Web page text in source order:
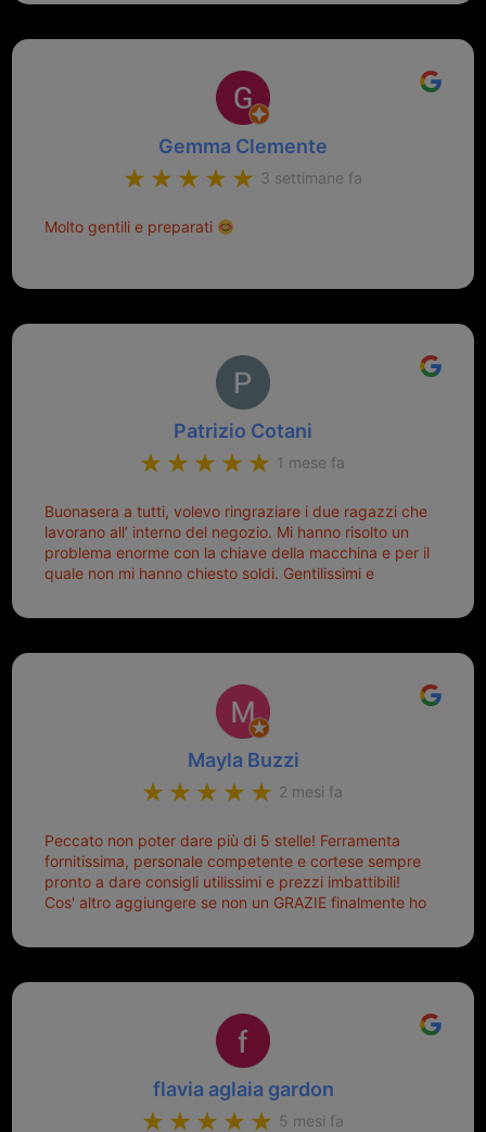
Gemma Clemente
3 settimane fa
Molto gentili e preparati
Patrizio Cotani
1 mese fa
Buonasera a tutti, volevo ringraziare i due ragazzi che
lavorano all’ interno del negozio. Mi hanno risolto un
problema enorme con la chiave della macchina e per il
quale non mi hanno chiesto soldi. Gentilissimi e
Sicuramente tornerò qui per qualsiasi altro problema.
Mayla Buzzi
2 mesi fa
Peccato non poter dare più di 5 stelle! Ferramenta
fornitissima, personale competente e cortese sempre
pronto a dare consigli utilissimi e prezzi imbattibili!
Cos' altro aggiungere se non un GRAZIE finalmente ho
mio riferimento. Ah dimenticavo...da loro sono riuscita
Top top top!!!
flavia aglaia gardon
5 mesi fa